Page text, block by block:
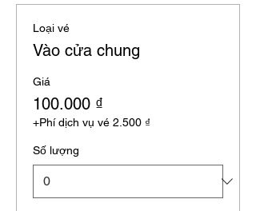
Loại vé
Vào cửa chung
Giá
100.000 ₫
+Phí dịch vụ vé 2.500 ₫
Số lượng